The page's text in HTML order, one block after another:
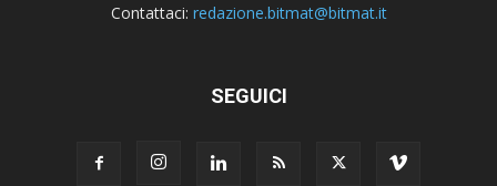
Contattaci: redazione.bitmat@bitmat.it
SEGUICI